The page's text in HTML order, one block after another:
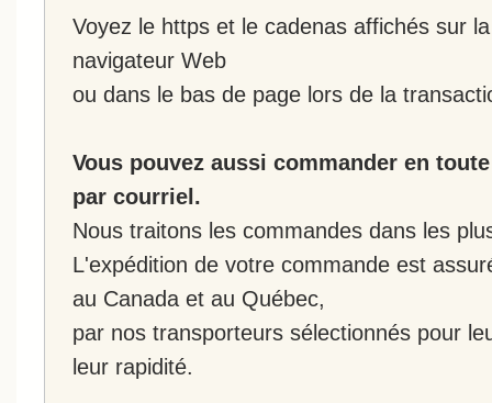
Voyez le https et le cadenas affichés sur
navigateur Web
ou dans le bas de page lors de la
Vous pouvez aussi commander en
par courriel.
Nous traitons les commandes dans les
L'expédition de votre commande est
au Canada et au Québec,
par nos transporteurs sélectionnés pour
leur rapidité.